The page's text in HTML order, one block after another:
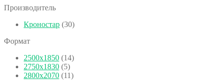
Производитель
Кроностар (30)
Формат
2500x1850 (14)
2750x1830 (5)
2800x2070 (11)